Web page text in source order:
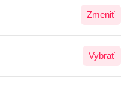
Zmeniť
Vybrať